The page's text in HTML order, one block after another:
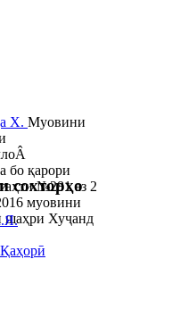
Х. Муовини
бо қарори
№281 аз 2
муовини
шаҳри Хуҷанд
сохторҳо